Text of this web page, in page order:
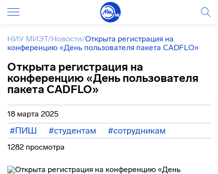
НИУ МИЭТ/Новости/Открыта регистрация на
конференцию «День пользователя пакета CADFLO»
Открыта регистрация на
конференцию «День пользователя
пакета CADFLO»
18 марта 2025
#ПИШ #студентам #сотрудникам
1282 просмотра